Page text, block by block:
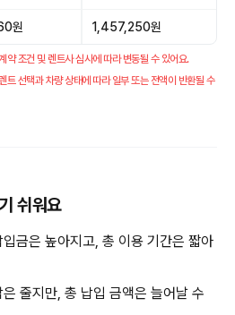
원 1,457,250원
약 조건 및 렌트사 심사에 따라 변동될 수 있어요.
트 선택과 차량 상태에 따라 일부 또는 전액이 반환될 수
쉬워요
입금은 높아지고, 총 이용 기간은 짧아
은 줄지만, 총 납입 금액은 늘어날 수